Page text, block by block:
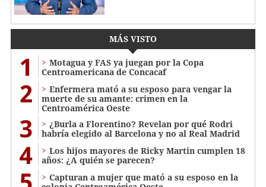
MÁS VISTO
1
Motagua y FAS ya juegan por la Copa
Centroamericana de Concacaf
2
Enfermera mató a su esposo para vengar la
muerte de su amante: crimen en la
Centroamérica Oeste
3
¿Burla a Florentino? Revelan por qué Rodri
habría elegido al Barcelona y no al Real Madrid
4
Los hijos mayores de Ricky Martin cumplen 18
años: ¿A quién se parecen?
Capturan a mujer que mató a su esposo en la